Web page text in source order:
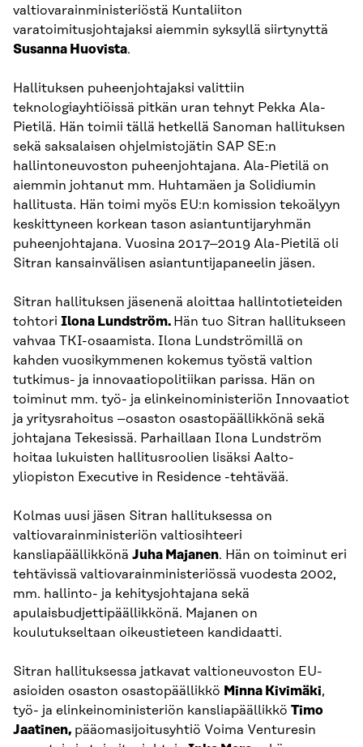
valtiovarainministeriöstä Kuntaliiton
varatoimitusjohtajaksi aiemmin syksyllä siirtynyttä
Susanna Huovista.
Hallituksen puheenjohtajaksi valittiin
teknologiayhtiöissä pitkän uran tehnyt Pekka Ala-
Pietilä. Hän toimii tällä hetkellä Sanoman hallituksen
sekä saksalaisen ohjelmistojätin SAP SE:n
hallintoneuvoston puheenjohtajana. Ala-Pietilä on
aiemmin johtanut mm. Huhtamäen ja Solidiumin
hallitusta. Hän toimi myös EU:n komission tekoälyyn
keskittyneen korkean tason asiantuntijaryhmän
puheenjohtajana. Vuosina 2017–2019 Ala-Pietilä oli
Sitran kansainvälisen asiantuntijapaneelin jäsen.
Sitran hallituksen jäsenenä aloittaa hallintotieteiden
tohtori Ilona Lundström. Hän tuo Sitran hallitukseen
vahvaa TKI-osaamista. Ilona Lundströmillä on
kahden vuosikymmenen kokemus työstä valtion
tutkimus- ja innovaatiopolitiikan parissa. Hän on
toiminut mm. työ- ja elinkeinoministeriön Innovaatiot
ja yritysrahoitus –osaston osastopäällikkönä sekä
johtajana Tekesissä. Parhaillaan Ilona Lundström
hoitaa lukuisten hallitusroolien lisäksi Aalto-
yliopiston Executive in Residence -tehtävää.
Kolmas uusi jäsen Sitran hallituksessa on
valtiovarainministeriön valtiosihteeri
kansliapäällikkönä Juha Majanen. Hän on toiminut eri
tehtävissä valtiovarainministeriössä vuodesta 2002,
mm. hallinto- ja kehitysjohtajana sekä
apulaisbudjettipäällikkönä. Majanen on
koulutukseltaan oikeustieteen kandidaatti.
Sitran hallituksessa jatkavat valtioneuvoston EU-
asioiden osaston osastopäällikkö Minna Kivimäki,
työ- ja elinkeinoministeriön kansliapäällikkö Timo
Jaatinen, pääomasijoitusyhtiö Voima Venturesin